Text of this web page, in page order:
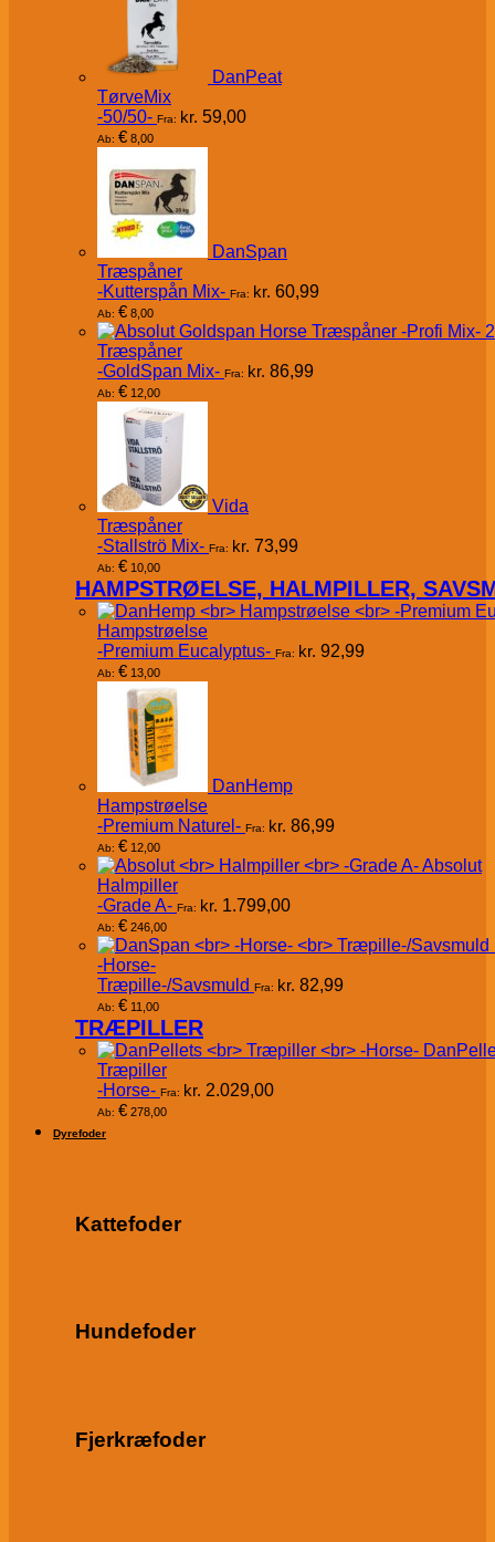
DanPeat
TørveMix
-50/50- Fra: kr. 59,00
Ab: € 8,00
DanSpan
Træspåner
-Kutterspån Mix- Fra: kr. 60,99
Ab: € 8,00
Træspåner
-GoldSpan Mix- Fra: kr. 86,99
Ab: € 12,00
Vida
Træspåner
-Stallströ Mix- Fra: kr. 73,99
Ab: € 10,00
HAMPSTRØELSE, HALMPILLER,
Hampstrøelse
-Premium Eucalyptus- Fra: kr. 92,99
Ab: € 13,00
DanHemp
Hampstrøelse
-Premium Naturel- Fra: kr. 86,99
Ab: € 12,00
Absolut
Halmpiller
-Grade A- Fra: kr. 1.799,00
Ab: € 246,00
-Horse-
Træpille-/Savsmuld Fra: kr. 82,99
Ab: € 11,00
TRÆPILLER
Træpiller
-Horse- Fra: kr. 2.029,00
Ab: € 278,00
Dyrefoder
Kattefoder
Hundefoder
Fjerkræfoder